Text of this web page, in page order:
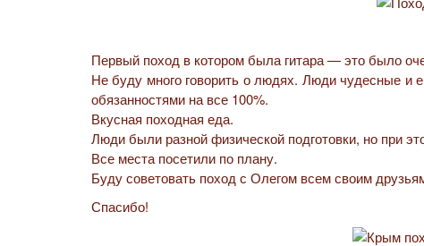
Первый поход в котором была гитара — это было
Не буду много говорить о людях. Люди чудесные и
обязанностями на все 100%.
Вкусная походная еда.
Люди были разной физической подготовки, но при
Все места посетили по плану.
Буду советовать поход с Олегом всем своим
Спасибо!